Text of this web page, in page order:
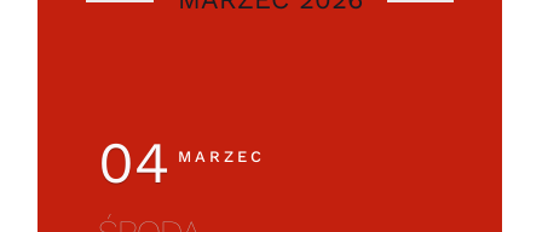
04 MARZEC